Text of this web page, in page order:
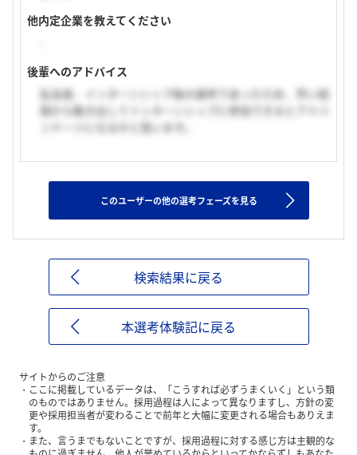
他内定企業を教えてください
後輩へのアドバイス
私自身、インターンシップ後の選考であったため、早い段
階から動き出してインターンシップに参加できるとアドバ
ンテージになるかと思います。
このユーザーの他の選考フェーズを見る
検索結果に戻る
本選考体験記に戻る
サイトからのご注意
ここに掲載しているデータは、「こうすれば必ずうまくいく」という類
のものではありません。採用過程は人によって異なりますし、方針の変
更や採用担当者が変わることで前年と大幅に変更される場合もありえま
す。
また、言うまでもないことですが、採用過程に対する感じ方は主観的な